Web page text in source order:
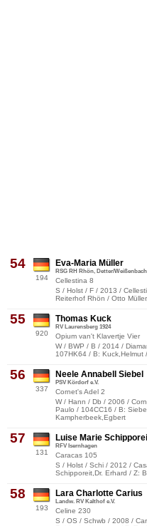
54
194
Eva-Maria Müller
RSG RH Rhön, Detter/Weißenbach
Cellestina 8
S / Holst / F / 2013 /
Reiterhof Rhön / Otto
55
920
Thomas Kuck
RV Laurensberg 1924
Opium van't Klavertje Vier
W / BWP / B / 2014 /
107HK64 / B: Kuck,Helmut
56
337
Neele Annabell Siebel
PSV Kördorf e.V.
Cornet's Adel 2
W / Hann / Db / 2006 /
Paulo / 104CC16 / B:
Kampherbeek,Egbert
57
131
Luise Marie
RFV Isernhagen
Caracas 105
S / Holst / Schi / 2012 /
Schipporeit,Dr. Erhard / Z:
58
193
Lara Charlotte Carius
Landw. RV Kalthof e.V.
Celine 230
S / OS / Schwb / 2008 /